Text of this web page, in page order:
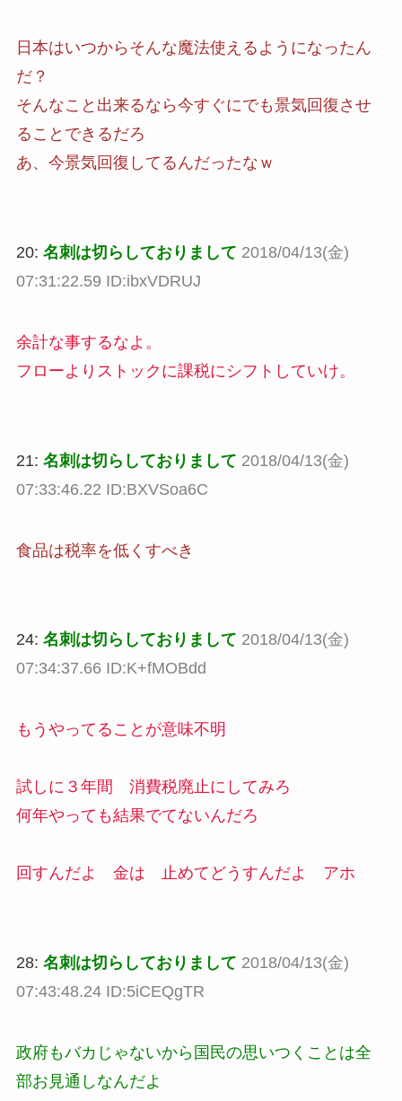
日本はいつからそんな魔法使えるようになったん
だ？
そんなこと出来るなら今すぐにでも景気回復させ
ることできるだろ
あ、今景気回復してるんだったなｗ
20: 名刺は切らしておりまして 2018/04/13(金)
07:31:22.59 ID:ibxVDRUJ
余計な事するなよ。
フローよりストックに課税にシフトしていけ。
21: 名刺は切らしておりまして 2018/04/13(金)
07:33:46.22 ID:BXVSoa6C
食品は税率を低くすべき
24: 名刺は切らしておりまして 2018/04/13(金)
07:34:37.66 ID:K+fMOBdd
もうやってることが意味不明
試しに３年間 消費税廃止にしてみろ
何年やっても結果でてないんだろ
回すんだよ 金は 止めてどうすんだよ アホ
28: 名刺は切らしておりまして 2018/04/13(金)
07:43:48.24 ID:5iCEQgTR
政府もバカじゃないから国民の思いつくことは全
部お見通しなんだよ